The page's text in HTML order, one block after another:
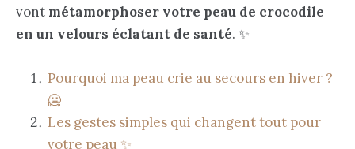
vont métamorphoser votre peau de crocodile
en un velours éclatant de santé. ✨
Pourquoi ma peau crie au secours en hiver ?
🥶
Les gestes simples qui changent tout pour
votre peau ✨